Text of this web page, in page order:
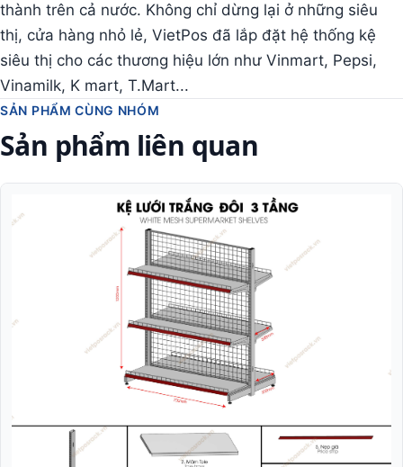
thành trên cả nước. Không chỉ dừng lại ở những siêu
thị, cửa hàng nhỏ lẻ, VietPos đã lắp đặt hệ thống kệ
siêu thị cho các thương hiệu lớn như Vinmart, Pepsi,
Vinamilk, K mart, T.Mart...
SẢN PHẨM CÙNG NHÓM
Sản phẩm liên quan